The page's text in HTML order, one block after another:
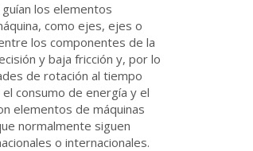
los elementos
como ejes, ejes o
los componentes de la
y baja fricción y, por lo
de rotación al tiempo
consumo de energía y el
elementos de máquinas
normalmente siguen
o internacionales.